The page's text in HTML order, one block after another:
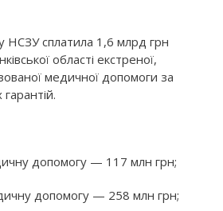
НСЗУ сплатила 1,6 млрд грн
області екстреної,
медичної допомоги за
допомогу — 117 млн грн;
допомогу — 258 млн грн;